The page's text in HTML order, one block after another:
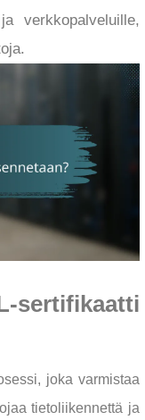
verkkopalveluille,
joka varmistaa
tietoliikennettä ja